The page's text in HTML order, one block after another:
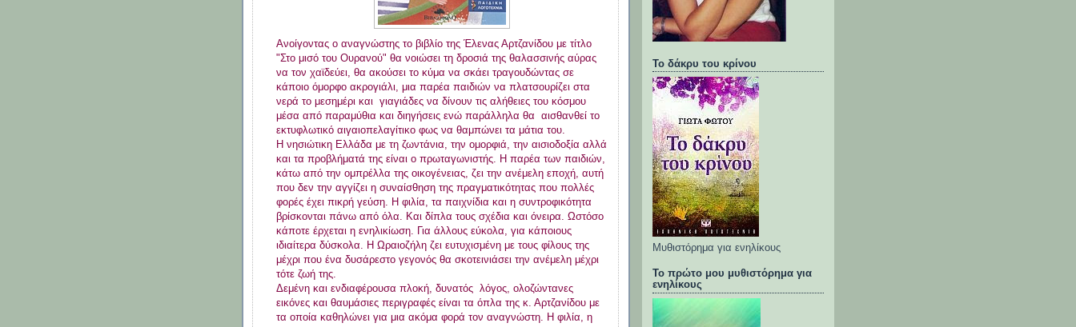
Ανοίγοντας ο αναγνώστης το βιβλίο της Έλενας Αρτζανίδου με τίτλο
"Στο μισό του Ουρανού" θα νοιώσει τη δροσιά της θαλασσινής αύρας
να τον χαϊδεύει, θα ακούσει το κύμα να σκάει τραγουδώντας σε
κάποιο όμορφο ακρογιάλι, μια παρέα παιδιών να πλατσουρίζει στα
νερά το μεσημέρι και γιαγιάδες να δίνουν τις αλήθειες του κόσμου
μέσα από παραμύθια και διηγήσεις ενώ παράλληλα θα αισθανθεί το
εκτυφλωτικό αιγαιοπελαγίτικο φως να θαμπώνει τα μάτια του.
Η νησιώτικη Ελλάδα με τη ζωντάνια, την ομορφιά, την αισιοδοξία αλλά
και τα προβλήματά της είναι ο πρωταγωνιστής. Η παρέα των παιδιών,
κάτω από την ομπρέλλα της οικογένειας, ζει την ανέμελη εποχή, αυτή
που δεν την αγγίζει η συναίσθηση της πραγματικότητας που πολλές
φορές έχει πικρή γεύση. Η φιλία, τα παιχνίδια και η συντροφικότητα
βρίσκονται πάνω από όλα. Και δίπλα τους σχέδια και όνειρα. Ωστόσο
κάποτε έρχεται η ενηλικίωση. Για άλλους εύκολα, για κάποιους
ιδιαίτερα δύσκολα. Η Ωραιοζήλη ζει ευτυχισμένη με τους φίλους της
μέχρι που ένα δυσάρεστο γεγονός θα σκοτεινιάσει την ανέμελη μέχρι
τότε ζωή της.
Δεμένη και ενδιαφέρουσα πλοκή, δυνατός λόγος, ολοζώντανες
εικόνες και θαυμάσιες περιγραφές είναι τα όπλα της κ. Αρτζανίδου με
τα οποία καθηλώνει για μια ακόμα φορά τον αναγνώστη. Η φιλία, η
Το δάκρυ του κρίνου
Μυθιστόρημα για ενηλίκους
Το πρώτο μου μυθιστόρημα για
ενηλίκους